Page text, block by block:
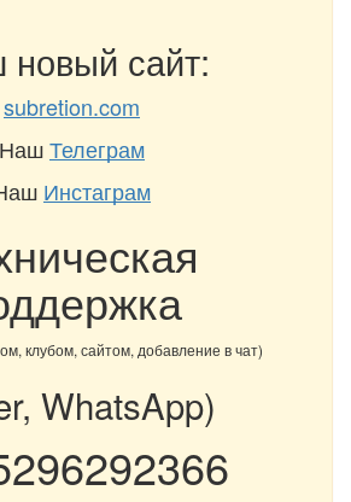
сайт:
subretion.com
НашТелеграм
Инстаграм
клубом, сайтом, добавление в чат)
WhatsApp)